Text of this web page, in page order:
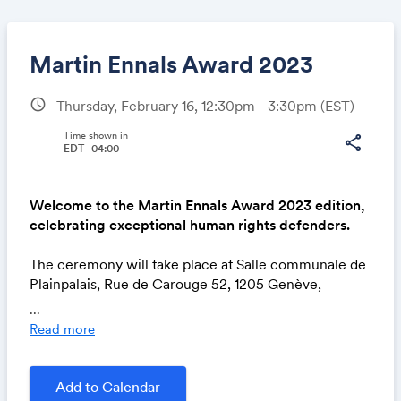
Martin Ennals Award 2023
schedule Thursday, February 16, 12:30pm - 3:30pm (EST)
share
Time shown in
EDT -04:00
Welcome to the Martin Ennals Award 2023 edition,
celebrating exceptional human rights defenders.
The ceremony will take place at Salle communale de
Plainpalais, Rue de Carouge 52, 1205 Genève,
on February 16th 2023 at 18h30.
Entry is free, but seating is on first-come, first-served
basis.
...
Read more
Add to Calendar
Share
Link: